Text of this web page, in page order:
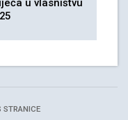
u vlasništvu
STRANICE